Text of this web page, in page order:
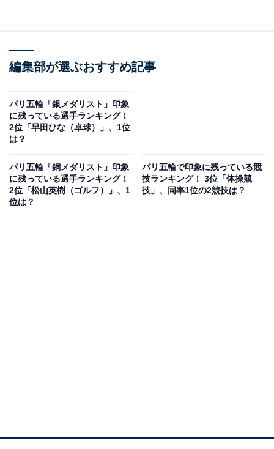
の早期敗退、準々決勝では鼻血などの不運にも見舞われ
ましたが、見事に栄冠をつかみました。アンケート回答
「美しい柔道を見ている人に見せたい、という言葉通り
の試合を見れたから」（50代女性／新潟県）
「負けてしまった妹の分も背負って金メダルを取ったと
ころに感動しました」（30代女性／茨城県）
編集部が選ぶおすすめ記事
パリ五輪「銀メダリスト」印象
に残っている選手ランキング！
2位「早田ひな（卓球）」、1位
は？
パリ五輪「銅メダリスト」印象
に残っている選手ランキング！
2位「松山英樹（ゴルフ）」、1
位は？
パリ五輪で印象に残っている競
技ランキング！ 3位「体操競
技」、同率1位の2競技は？